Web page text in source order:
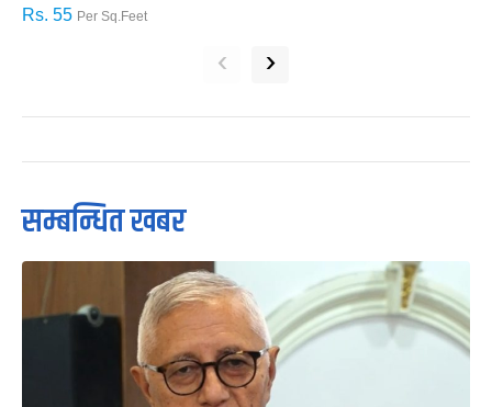
Rs. 55 Per Sq.Feet
‹ ›
सम्बन्धित खबर